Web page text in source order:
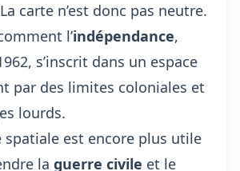
carte n’est donc pas neutre.
l’indépendance,
s’inscrit dans un espace
par des limites coloniales et
lourds.
spatiale est encore plus utile
la guerre civile et le